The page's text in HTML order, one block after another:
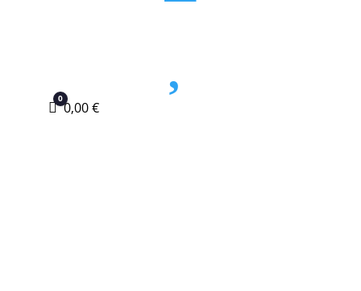
Carro
0
0,00€